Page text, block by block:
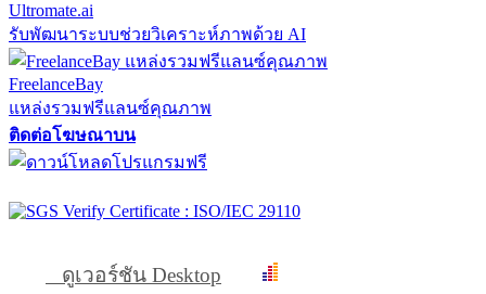
Ultromate.ai
รับพัฒนาระบบช่วยวิเคราะห์ภาพด้วย AI
FreelanceBay
แหล่งรวมฟรีแลนซ์คุณภาพ
ติดต่อโฆษณาบน
ดูเวอร์ชัน Desktop